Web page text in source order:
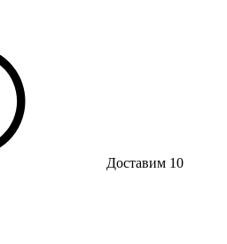
Доставим 10